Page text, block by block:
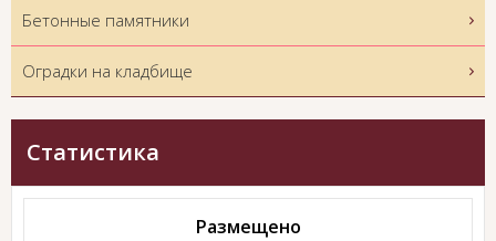
Бетонные памятники
Оградки на кладбище
Статистика
Размещено